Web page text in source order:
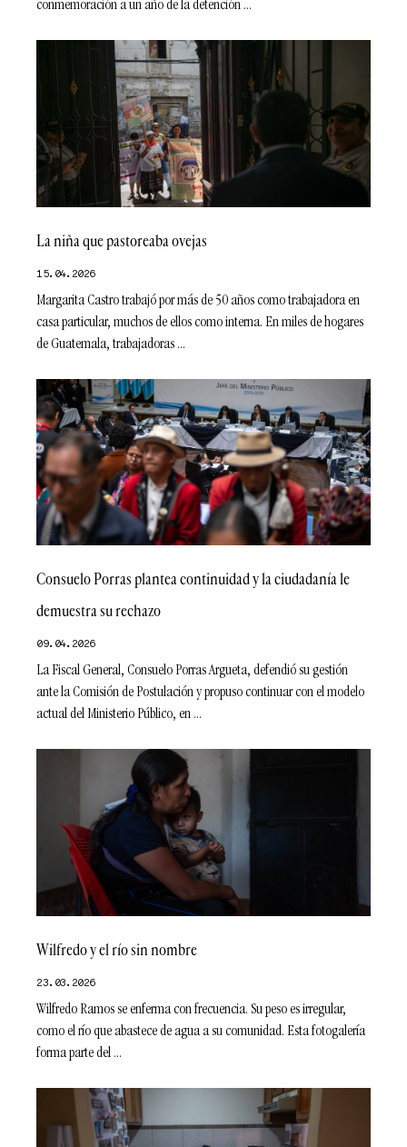
conmemoración a un año de la detención
La niña que pastoreaba ovejas
15.04.2026
Margarita Castro trabajó por más de 50 años como trabajadora en
casa particular, muchos de ellos como interna. En miles de hogares
de Guatemala, trabajadoras
Consuelo Porras plantea continuidad y la ciudadanía le
demuestra su rechazo
09.04.2026
La Fiscal General, Consuelo Porras Argueta, defendió su gestión
ante la Comisión de Postulación y propuso continuar con el modelo
actual del Ministerio Público, en
Wilfredo y el río sin nombre
23.03.2026
Wilfredo Ramos se enferma con frecuencia. Su peso es irregular,
como el río que abastece de agua a su comunidad. Esta fotogalería
forma parte del